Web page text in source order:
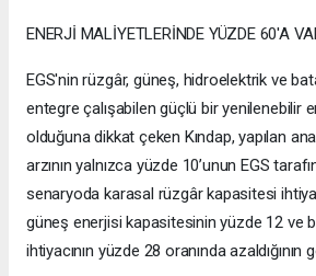
ENERJİ MALİYETLERİNDE YÜZDE 60'A
EGS'nin rüzgâr, güneş, hidroelektrik ve
entegre çalışabilen güçlü bir yenilenebilir
olduğuna dikkat çeken Kındap, yapılan
arzının yalnızca yüzde 10’unun EGS
senaryoda karasal rüzgâr kapasitesi
güneş enerjisi kapasitesinin yüzde 12 ve
ihtiyacının yüzde 28 oranında